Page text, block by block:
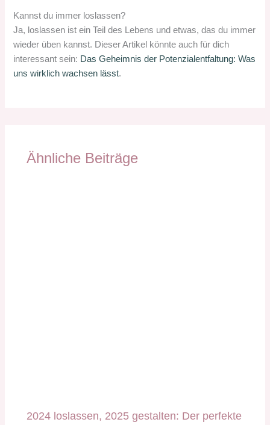
Kannst du immer loslassen?
Ja, loslassen ist ein Teil des Lebens und etwas, das du immer
wieder üben kannst. Dieser Artikel könnte auch für dich
interessant sein: Das Geheimnis der Potenzialentfaltung: Was
uns wirklich wachsen lässt.
Ähnliche Beiträge
2024 loslassen, 2025 gestalten: Der perfekte